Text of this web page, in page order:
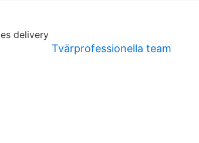
Tvärprofessionella team